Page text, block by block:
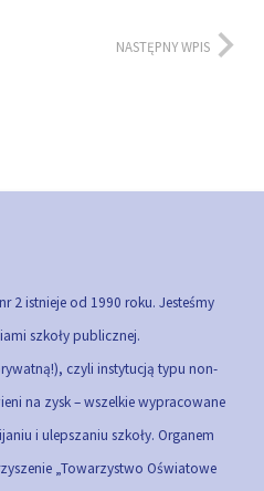
NASTĘPNY WPIS
2 istnieje od 1990 roku. Jesteśmy
szkoły publicznej.
czyli instytucją typu non-
na zysk – wszelkie wypracowane
i ulepszaniu szkoły. Organem
„Towarzystwo Oświatowe